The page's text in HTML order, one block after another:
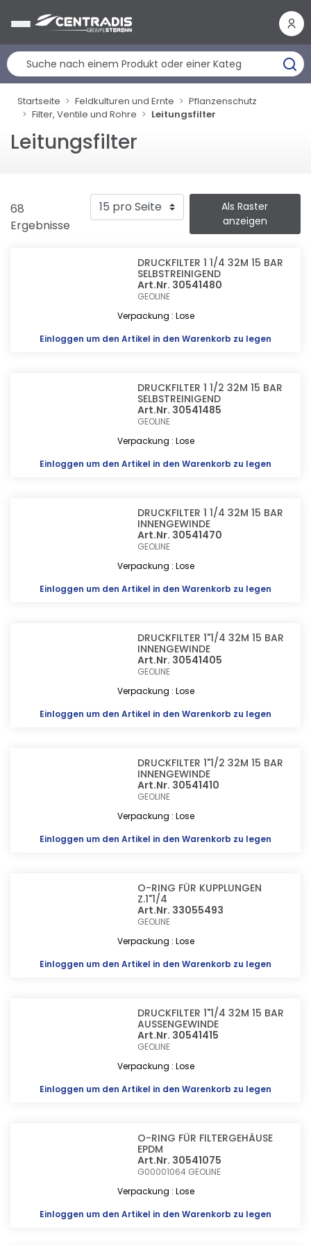
Startseite Feldkulturen und Ernte
Pflanzenschutz
Filter, Ventile und Rohre
Leitungsfilter
Leitungsfilter
68
Ergebnisse
Als Raster
anzeigen
DRUCKFILTER 1 1/4 32M 15 BAR
SELBSTREINIGEND
Art.Nr. 30541480
GEOLINE
Verpackung : Lose
Einloggen um den Artikel in den Warenkorb zu legen
DRUCKFILTER 1 1/2 32M 15 BAR
SELBSTREINIGEND
Art.Nr. 30541485
GEOLINE
Verpackung : Lose
Einloggen um den Artikel in den Warenkorb zu legen
DRUCKFILTER 1 1/4 32M 15 BAR
INNENGEWINDE
Art.Nr. 30541470
GEOLINE
Verpackung : Lose
Einloggen um den Artikel in den Warenkorb zu legen
DRUCKFILTER 1"1/4 32M 15 BAR
INNENGEWINDE
Art.Nr. 30541405
GEOLINE
Verpackung : Lose
Einloggen um den Artikel in den Warenkorb zu legen
DRUCKFILTER 1"1/2 32M 15 BAR
INNENGEWINDE
Art.Nr. 30541410
GEOLINE
Verpackung : Lose
Einloggen um den Artikel in den Warenkorb zu legen
O-RING FÜR KUPPLUNGEN
Z.1"1/4
Art.Nr. 33055493
GEOLINE
Verpackung : Lose
Einloggen um den Artikel in den Warenkorb zu legen
DRUCKFILTER 1"1/4 32M 15 BAR
AUSSENGEWINDE
Art.Nr. 30541415
GEOLINE
Verpackung : Lose
Einloggen um den Artikel in den Warenkorb zu legen
O-RING FÜR FILTERGEHÄUSE
EPDM
Art.Nr. 30541075
G00001064 GEOLINE
Verpackung : Lose
Einloggen um den Artikel in den Warenkorb zu legen